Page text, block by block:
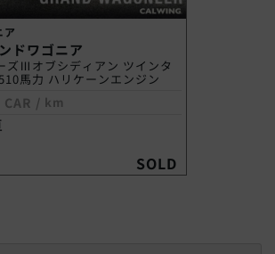
ア
ドワゴニア
ズⅢオブシディアン ツインタ
ーボ 510馬力 ハリケーンエンジン
CAR / km
SOLD